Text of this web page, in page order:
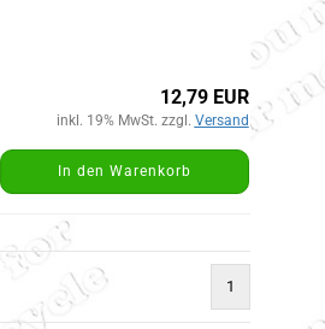
12,79 EUR
inkl. 19% MwSt. zzgl. Versand
In den Warenkorb
1